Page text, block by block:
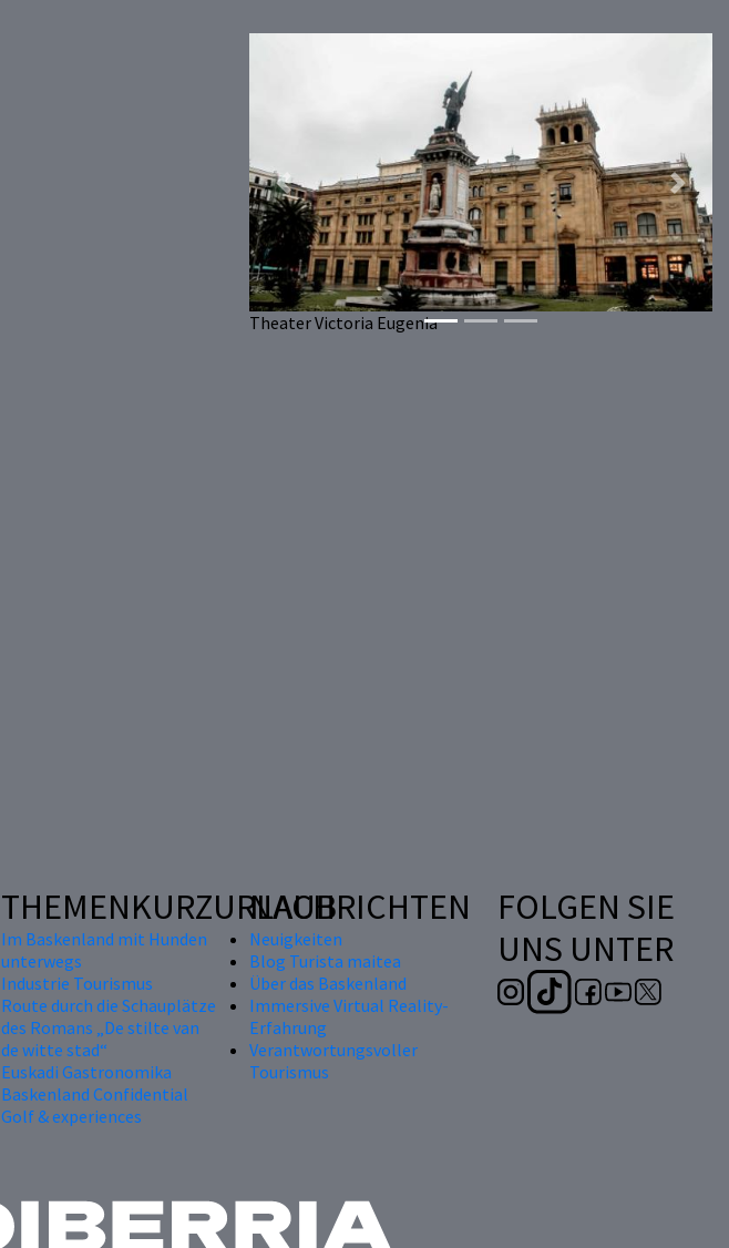
Theater Victoria Eugenia
Previous Next
THEMENKURZURLAUB
Im Baskenland mit Hunden
unterwegs
Industrie Tourismus
Route durch die Schauplätze
des Romans „De stilte van
de witte stad“
Euskadi Gastronomika
Baskenland Confidential
Golf & experiences
NACHRICHTEN
Neuigkeiten
Blog Turista maitea
Über das Baskenland
Immersive Virtual Reality-
Erfahrung
Verantwortungsvoller
Tourismus
FOLGEN SIE
UNS UNTER